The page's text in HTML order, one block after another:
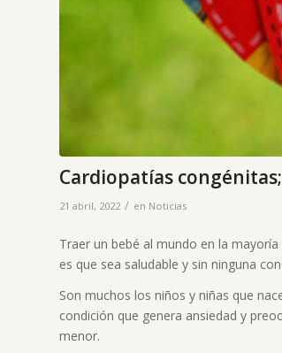
Cardiopatías
21 abril, 2022 / en Noticias
Traer un bebé al mundo en la
es que sea saludable y sin ninguna
Son muchos los niños y niñas que
condición que genera ansiedad y
menor.